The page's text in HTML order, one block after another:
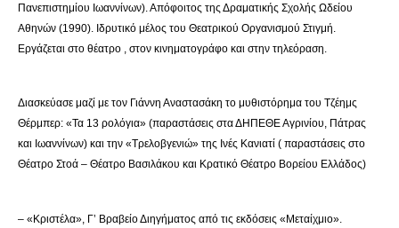
Πανεπιστημίου Ιωαννίνων). Απόφοιτος της Δραματικής Σχολής Ωδείου
Αθηνών (1990). Ιδρυτικό μέλος του Θεατρικού Οργανισμού Στιγμή.
Εργάζεται στο θέατρο , στον κινηματογράφο και στην τηλεόραση.
Διασκεύασε μαζί με τον Γιάννη Αναστασάκη το μυθιστόρημα του Τζέημς
Θέρμπερ: «Τα 13 ρολόγια» (παραστάσεις στα ΔΗΠΕΘΕ Αγρινίου, Πάτρας
και Ιωαννίνων) και την «Τρελοβγενιώ» της Ινές Κανιατί ( παραστάσεις στο
Θέατρο Στοά – Θέατρο Βασιλάκου και Κρατικό Θέατρο Βορείου Ελλάδος)
– «Κριστέλα», Γ’ Βραβείο Διηγήματος από τις εκδόσεις «Μεταίχμιο».